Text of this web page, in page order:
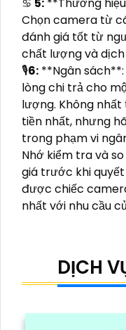
♋ 5: **Thương
Chọn camera từ
đánh giá tốt từ
chất lượng và
🎙6: **Ngân
lòng chi trả cho
lượng. Không
tiền nhất, nhưng
trong phạm vi
Nhớ kiểm tra và
giá trước khi
được chiếc
nhất với nhu cầu
DỊCH